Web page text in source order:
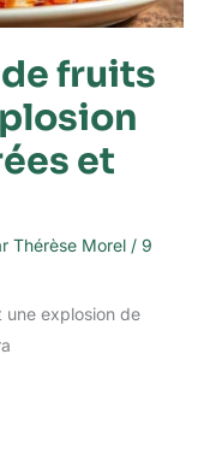
fruits
et
Thérèse Morel / 9
explosion de